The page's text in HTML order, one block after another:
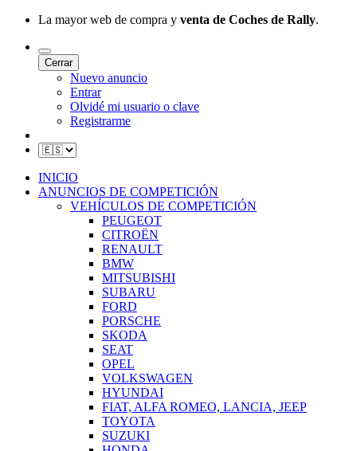
La mayor web de compra y venta de Coches de Rally.
Cerrar
Nuevo anuncio
Entrar
Olvidé mi usuario o clave
Registrarme
INICIO
ANUNCIOS DE COMPETICIÓN
VEHÍCULOS DE COMPETICIÓN
PEUGEOT
CITROËN
RENAULT
BMW
MITSUBISHI
SUBARU
FORD
PORSCHE
SKODA
SEAT
OPEL
VOLKSWAGEN
HYUNDAI
FIAT, ALFA ROMEO, LANCIA, JEEP
TOYOTA
SUZUKI